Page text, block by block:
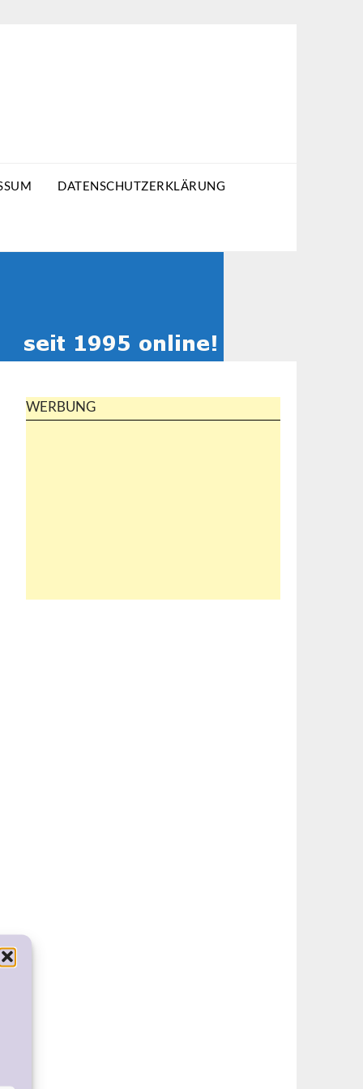
DATENSCHUTZERKLÄRUNG
WERBUNG